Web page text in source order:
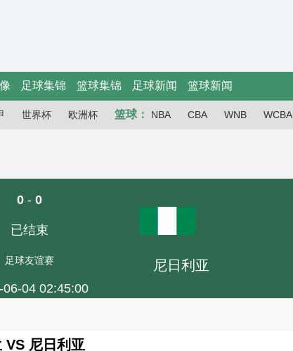
足球集锦 篮球集锦 足球新闻 篮球新闻
世界杯 欧洲杯 篮球： NBA CBA WNB WCBA
0 - 0
已结束
足球友谊赛
06-04 02:45:00
尼日利亚
VS 尼日利亚